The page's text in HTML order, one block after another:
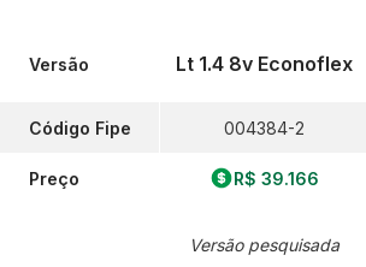
Versão
Código Fipe
Preço
Lt 1.4 8v Econoflex
004384-2
R$ 39.166
Versão pesquisada